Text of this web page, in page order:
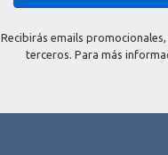
Recibirás emails
terceros. Para más